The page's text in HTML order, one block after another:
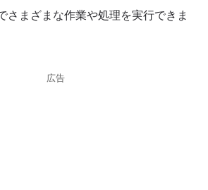
さまざまな作業や処理を実行できま
広告